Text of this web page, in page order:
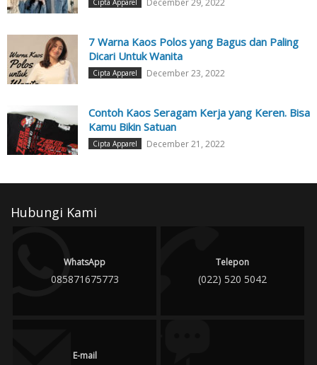
Cipta Apparel December 29, 2022
7 Warna Kaos Polos yang Bagus dan Paling
Dicari Untuk Wanita
Cipta Apparel December 23, 2022
Contoh Kaos Seragam Kerja yang Keren. Bisa
Kamu Bikin Satuan
Cipta Apparel December 21, 2022
Hubungi Kami
WhatsApp
085871675773
Telepon
(022) 520 5042
E-mail